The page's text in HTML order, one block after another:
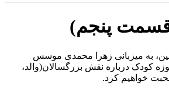
پنجم)
به میزبانی زهرا محمدی موسس
کودک درباره نقش بزرگسالان(والد،
خواهیم کرد.